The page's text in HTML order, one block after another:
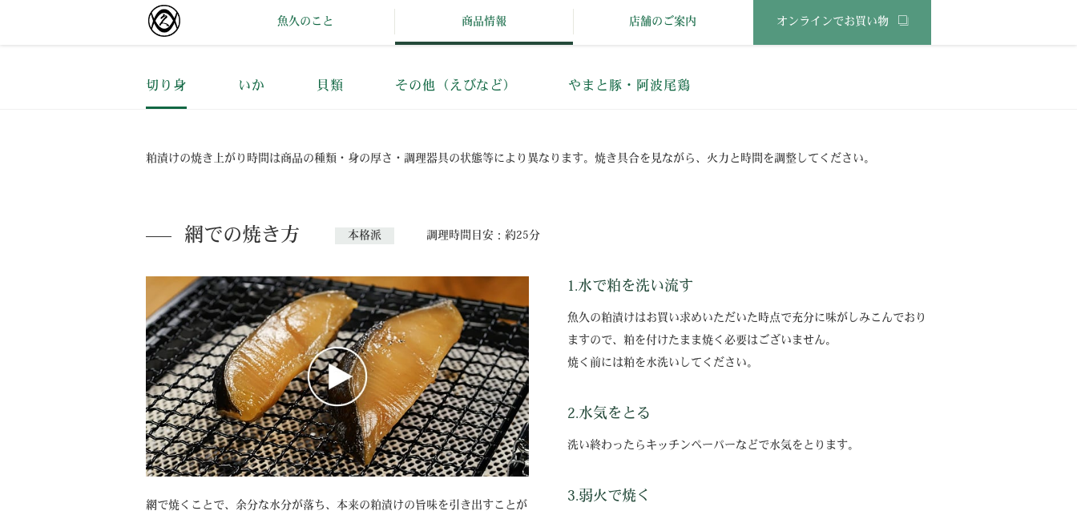
魚久のこと 商品情報 店舗のご案内 オンラインでお買い物
切り身 いか 貝類 その他（えびなど） やまと豚・阿波尾鶏
粕漬けの焼き上がり時間は商品の種類・身の厚さ・調理器具の状態等により異なります。焼き具合を見ながら、火力と時間を調整してください。
網での焼き方 本格派 調理時間目安：約25分
網で焼くことで、余分な水分が落ち、本来の粕漬けの旨味を引き出すことが
1.水で粕を洗い流す
魚久の粕漬けはお買い求めいただいた時点で充分に味がしみこんでおり
ますので、粕を付けたまま焼く必要はございません。
焼く前には粕を水洗いしてください。
2.水気をとる
洗い終わったらキッチンペーパーなどで水気をとります。
3.弱火で焼く